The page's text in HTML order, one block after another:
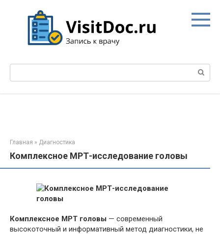
Поиск:
Главная » Диагностика
Комплексное МРТ-исследование головы
Комплексное МРТ головы — современный
высокоточный и информативный метод диагностики, не